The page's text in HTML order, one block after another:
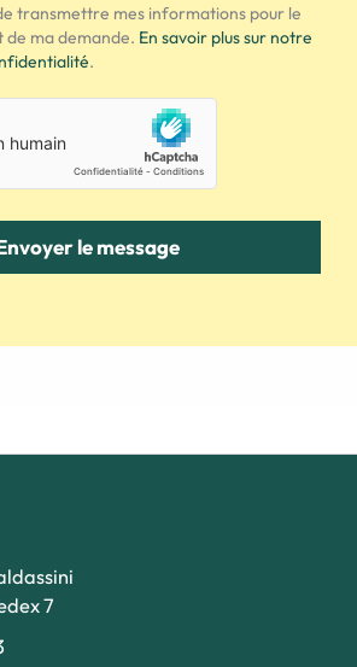
transmettre mes informations pour le
ma demande. En savoir plus sur notre
.
le message
7